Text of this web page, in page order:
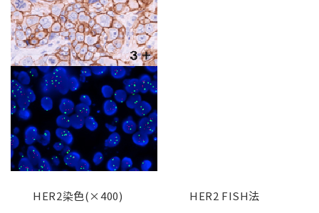
HER2染色(×400) HER2 FISH法